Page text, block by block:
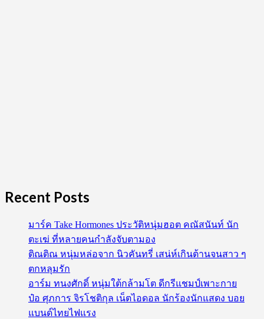
Recent Posts
มาร์ค Take Hormones ประวัติหนุ่มฮอต คณัสนันท์ นัก
ตะเฆ่ ที่หลายคนกำลังจับตามอง
ติณติณ หนุ่มหล่อจาก นิวคันทรี่ เสน่ห์เกินต้านจนสาว ๆ
ตกหลุมรัก
อาร์ม ทนงศักดิ์ หนุ่มใต้กล้ามโต ดีกรีแชมป์เพาะกาย
ป๋อ ศุภการ จิรโชติกุล เน็ตไอดอล นักร้องนักแสดง บอย
แบนด์ไทยไฟแรง